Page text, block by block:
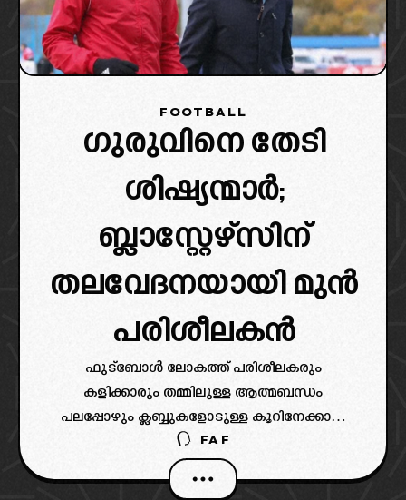
FOOTBALL
ഗുരുവിനെ തേടി
ശിഷ്യന്മാർ;
ബ്ലാസ്റ്റേഴ്സിന്
തലവേദനയായി മുൻ
പരിശീലകൻ
ഫുട്ബോൾ ലോകത്ത് പരിശീലകരും
കളിക്കാരും തമ്മിലുള്ള ആത്മബന്ധം
പലപ്പോഴും ക്ലബ്ബുകളോടുള്ള കൂറിനേക്കാൾ
ശക്തമാകാറുണ്ട്. ഒരു പ്രത്യേക പരിശീലകന്റെ
തന്ത്രങ്ങളിൽ വിശ്വസിക്കുകയും അവർ ക്ലബ്
മാറുമ്പോൾ അവരുടെ പിന്നാലെ പുതിയ
FAF